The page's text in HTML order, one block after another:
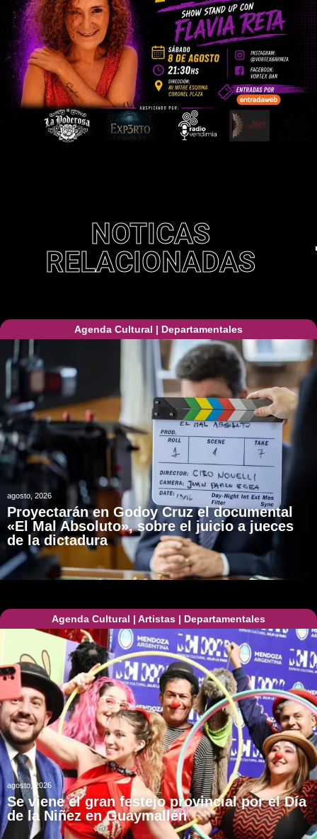
NOTICAS
RELACIONADAS
Agenda Cultural | Departamentales
agosto, 2026
Proyectarán en Godoy Cruz el documental
«El Mal Absoluto», sobre el juicio a jueces
de la dictadura
Agenda Cultural | Artistas | Departamentales
agosto, 2026
Se viene el gran festejo provincial por el Día
de la Niñez en Guaymallén